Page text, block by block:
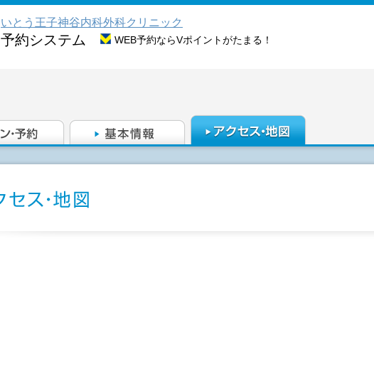
いとう王子神谷内科外科クリニック
予約システム WEB予約ならVポイントがたまる！